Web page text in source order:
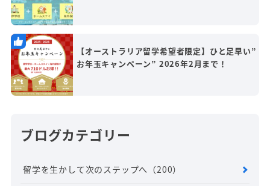
【オーストラリア留学希望者限定】ひと足早い”
お年玉キャンペーン” 2026年2月まで！
ブログカテゴリー
留学を生かして次のステップへ （200）